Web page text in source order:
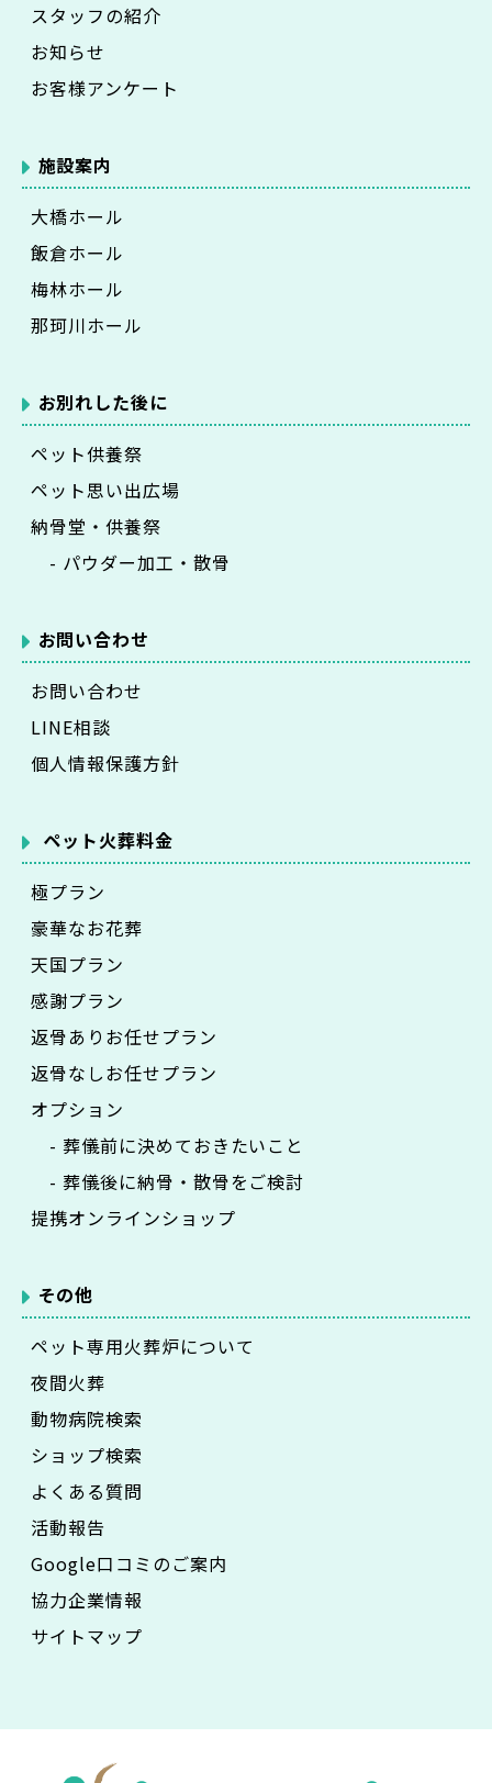
スタッフの紹介
お知らせ
お客様アンケート
施設案内
大橋ホール
飯倉ホール
梅林ホール
那珂川ホール
お別れした後に
ペット供養祭
ペット思い出広場
納骨堂・供養祭
- パウダー加工・散骨
お問い合わせ
お問い合わせ
LINE相談
個人情報保護方針
ペット火葬料金
極プラン
豪華なお花葬
天国プラン
感謝プラン
返骨ありお任せプラン
返骨なしお任せプラン
オプション
- 葬儀前に決めておきたいこと
- 葬儀後に納骨・散骨をご検討
提携オンラインショップ
その他
ペット専用火葬炉について
夜間火葬
動物病院検索
ショップ検索
よくある質問
活動報告
Google口コミのご案内
協力企業情報
サイトマップ